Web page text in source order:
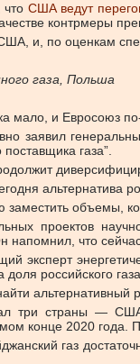
что США ведут
контрмеры
и, по оценкам
газа, Польша
мало, и Евросоюз
заявил
газа”.
альтернатива
заместить объемы,
проектов
напомнил, что
эксперт
доля российского
альтернативный
три страны —
конце 2020 года.
газ